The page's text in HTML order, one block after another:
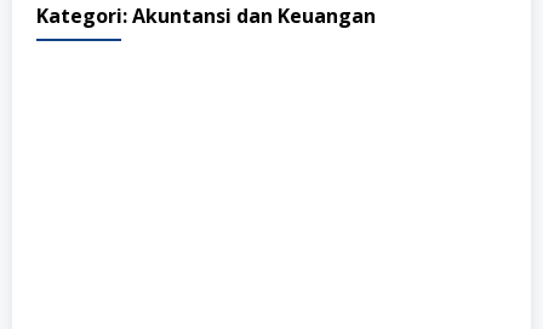
Kategori:Akuntansi dan Keuangan